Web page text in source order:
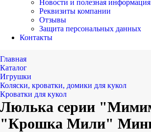
Новости и полезная информация
Реквизиты компании
Отзывы
Защита персональных данных
Контакты
Главная
Каталог
Игрушки
Коляски, кроватки, домики для кукол
Кроватки для кукол
Люлька серии
"Крошка Мили"